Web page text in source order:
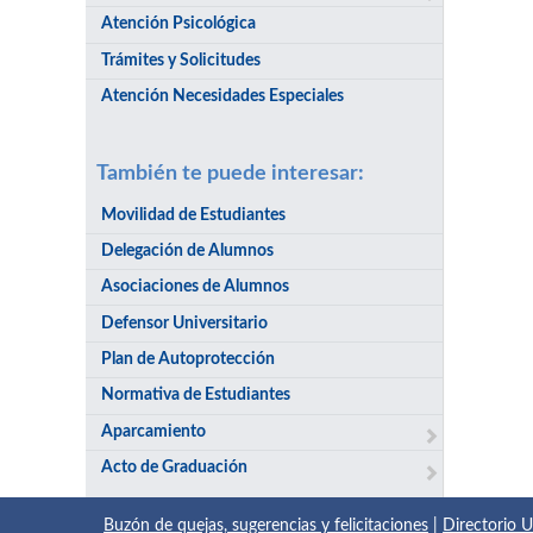
Atención Psicológica
Trámites y Solicitudes
Atención Necesidades Especiales
También te puede interesar:
Movilidad de Estudiantes
Delegación de Alumnos
Asociaciones de Alumnos
Defensor Universitario
Plan de Autoprotección
Normativa de Estudiantes
Aparcamiento
Acto de Graduación
Buzón de quejas, sugerencias y felicitaciones Directorio